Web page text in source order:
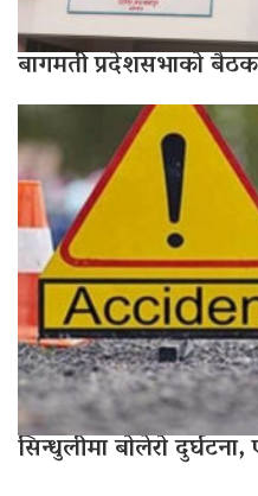
बागमती प्रदेशसभाको
सिन्धुलीमा बोलेरो